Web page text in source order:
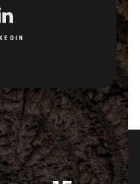
15
PATENATA
INOVATIVNOSTI